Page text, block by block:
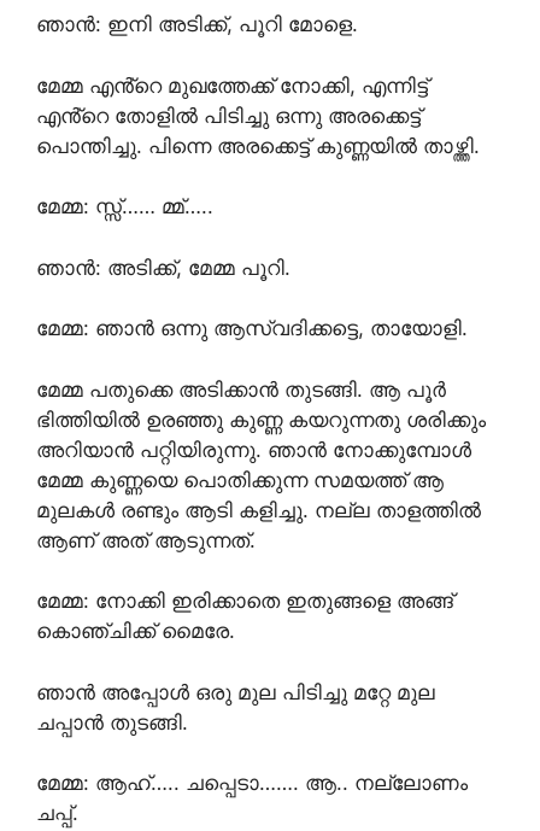
ഞാൻ: ഇനി അടിക്ക്, പൂറി മോളെ.
മേമ്മ എൻ്റെ മുഖത്തേക്ക് നോക്കി, എന്നിട്ട്
എൻ്റെ തോളിൽ പിടിച്ചു ഒന്നു അരക്കെട്ട്
പൊന്തിച്ചു. പിന്നെ അരക്കെട്ട് കുണ്ണയിൽ താഴ്ത്തി.
മേമ്മ: സ്സ്‌…… മ്മ്…..
ഞാൻ: അടിക്ക്, മേമ്മ പൂറി.
മേമ്മ: ഞാൻ ഒന്നു ആസ്വദിക്കട്ടെ, തായോളി.
മേമ്മ പതുക്കെ അടിക്കാൻ തുടങ്ങി. ആ പൂർ
ഭിത്തിയിൽ ഉരഞ്ഞു കുണ്ണ കയറുന്നതു ശരിക്കും
അറിയാൻ പറ്റിയിരുന്നു. ഞാൻ നോക്കുമ്പോൾ
മേമ്മ കുണ്ണയെ പൊതിക്കുന്ന സമയത്ത് ആ
മുലകൾ രണ്ടും ആടി കളിച്ചു. നല്ല താളത്തിൽ
ആണ് അത് ആടുന്നത്.
മേമ്മ: നോക്കി ഇരിക്കാതെ ഇതുങ്ങളെ അങ്ങ്
കൊഞ്ചിക്ക് മൈരേ.
ഞാൻ അപ്പോൾ ഒരു മുല പിടിച്ചു മറ്റേ മുല
ചപ്പാൻ തുടങ്ങി.
മേമ്മ: ആഹ്….. ചപ്പെടാ……. ആ.. നല്ലോണം
ചപ്പ്.